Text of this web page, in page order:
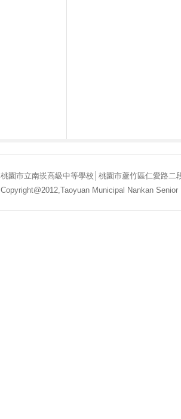
桃園市立南崁高級中等學校│桃園市蘆竹區仁愛路二
Copyright@2012,Taoyuan Municipal Nankan